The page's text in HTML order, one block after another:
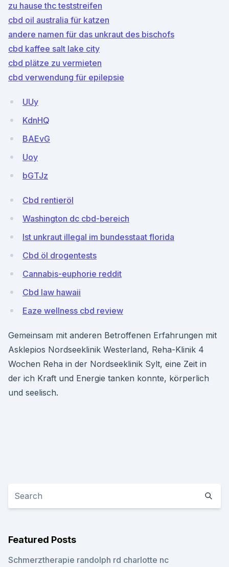
zu hause thc teststreifen
cbd oil australia für katzen
andere namen für das unkraut des bischofs
cbd kaffee salt lake city
cbd plätze zu vermieten
cbd verwendung für epilepsie
UUy
KdnHQ
BAEvG
Uoy
bGTJz
Cbd rentieröl
Washington dc cbd-bereich
Ist unkraut illegal im bundesstaat florida
Cbd öl drogentests
Cannabis-euphorie reddit
Cbd law hawaii
Eaze wellness cbd review
Gemeinsam mit anderen Betroffenen Erfahrungen mit
Asklepios Nordseeklinik Westerland, Reha-Klinik 4
Wochen Reha in der Nordseeklinik Sylt, eine Zeit in
der ich Kraft und Energie tanken konnte, körperlich
und seelisch.
Featured Posts
Schmerztherapie randolph rd charlotte nc